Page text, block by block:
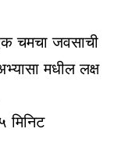
चमचा जवसाची
मधील लक्ष
मिनिट